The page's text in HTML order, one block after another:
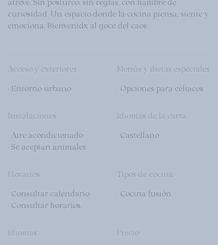
curiosidad. Un espacio donde la cocina piensa, siente y
emociona. Bienvenidx al goce del caos.
Acceso y exteriores
· Entorno urbano
Menús y dietas especiales
· Opciones para celiacos
Instalaciones
· Aire acondicionado
· Se aceptan animales
Idiomas de la carta
· Castellano
Horarios
· Consultar calendario
· Consultar horarios
Tipos de cocina
· Cocina fusión
Idiomas
Precio